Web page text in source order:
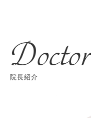
Doctor
院長紹介